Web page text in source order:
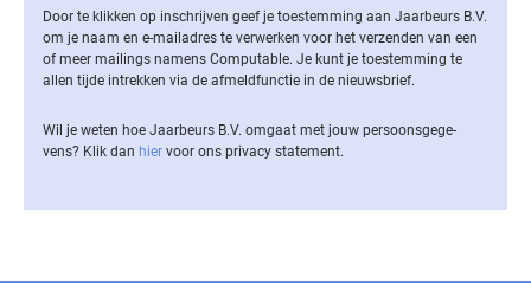
Door te klikken op inschrijven geef je toestemming aan Jaarbeurs B.V.
om je naam en e-mailadres te verwerken voor het verzenden van een
of meer mailings namens Computable. Je kunt je toestemming te
allen tijde intrekken via de af­meld­func­tie in de nieuwsbrief.
Wil je weten hoe Jaarbeurs B.V. omgaat met jouw per­soons­ge­ge­
vens? Klik dan hier voor ons privacy statement.